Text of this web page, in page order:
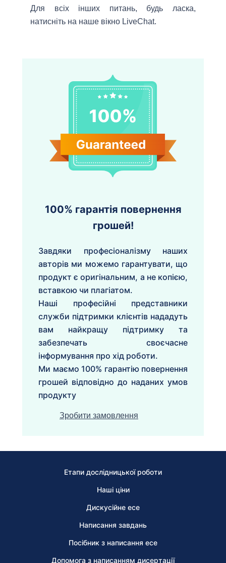
Для всіх інших питань, будь ласка,
натисніть на наше вікно LiveChat.
100% гарантія повернення
грошей!
Завдяки професіоналізму наших
авторів ми можемо гарантувати, що
продукт є оригінальним, а не копією,
вставкою чи плагіатом.
Наші професійні представники
служби підтримки клієнтів нададуть
вам найкращу підтримку та
забезпечать своєчасне
інформування про хід роботи.
Ми маємо 100% гарантію повернення
грошей відповідно до наданих умов
продукту
Зробити замовлення
Етапи дослідницької роботи
Наші ціни
Дискусійне есе
Написання завдань
Посібник з написання есе
Допомога з написанням дисертації